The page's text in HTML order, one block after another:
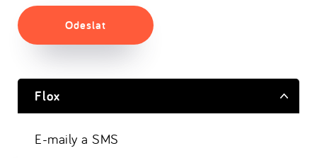
Odeslat
Flox
E-maily a SMS